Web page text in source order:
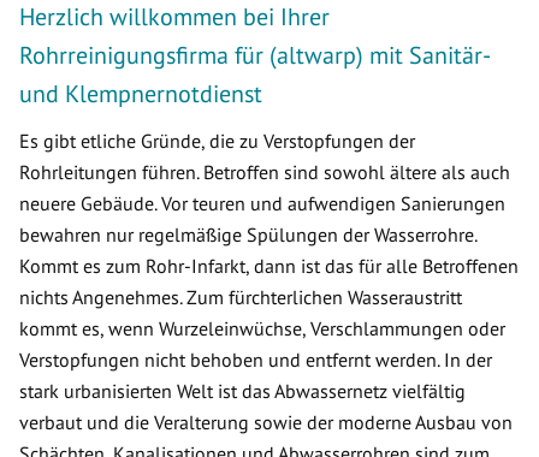
Herzlich willkommen bei Ihrer
Rohrreinigungsfirma für (altwarp) mit Sanitär-
und Klempnernotdienst
Es gibt etliche Gründe, die zu Verstopfungen der
Rohrleitungen führen. Betroffen sind sowohl ältere als auch
neuere Gebäude. Vor teuren und aufwendigen Sanierungen
bewahren nur regelmäßige Spülungen der Wasserrohre.
Kommt es zum Rohr-Infarkt, dann ist das für alle Betroffenen
nichts Angenehmes. Zum fürchterlichen Wasseraustritt
kommt es, wenn Wurzeleinwüchse, Verschlammungen oder
Verstopfungen nicht behoben und entfernt werden. In der
stark urbanisierten Welt ist das Abwassernetz vielfältig
verbaut und die Veralterung sowie der moderne Ausbau von